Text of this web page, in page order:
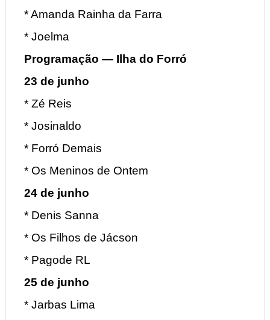
* Amanda Rainha da Farra
* Joelma
Programação — Ilha do Forró
23 de junho
* Zé Reis
* Josinaldo
* Forró Demais
* Os Meninos de Ontem
24 de junho
* Denis Sanna
* Os Filhos de Jácson
* Pagode RL
25 de junho
* Jarbas Lima